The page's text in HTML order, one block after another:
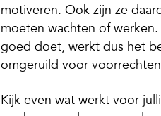
motiveren. Ook zijn ze
moeten wachten of
goed doet, werkt dus het
omgeruild voor
Kijk even wat werkt voor